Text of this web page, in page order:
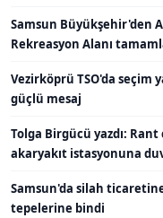
Samsun Büyükşehir'den
Rekreasyon Alanı
Vezirköprü TSO'da seçim
güçlü mesaj
Tolga Birgücü yazdı:
akaryakıt istasyonuna
Samsun'da silah
tepelerine bindi